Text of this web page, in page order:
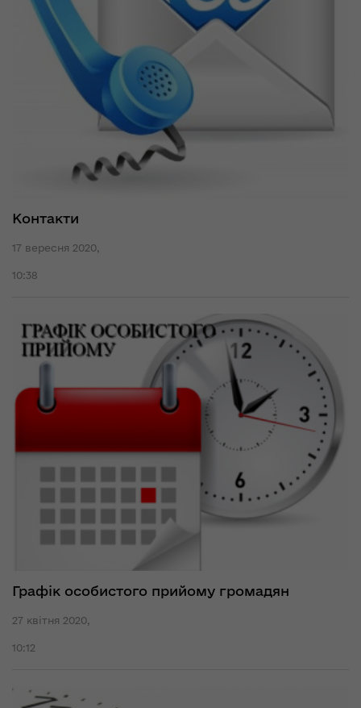
Контакти
17 вересня 2020,
10:38
Графік особистого прийому громадян
27 квітня 2020,
10:12